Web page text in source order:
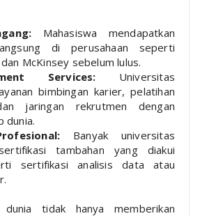
Mahasiswa mendapatkan
di perusahaan seperti
McKinsey sebelum lulus.
Services: Universitas
bimbingan karier, pelatihan
jaringan rekrutmen dengan
dunia.
Banyak universitas
tambahan yang diakui
sertifikasi analisis data atau
tidak hanya memberikan